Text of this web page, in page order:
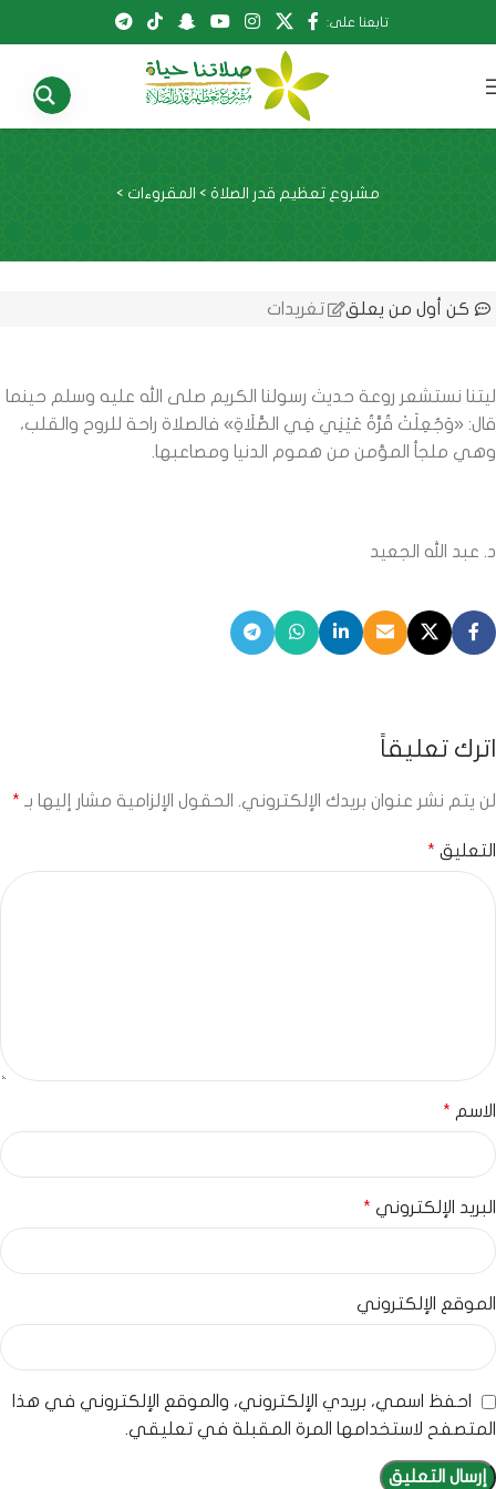
تابعنا على:
مشروع تعظيم قدر الصلاة > المقروءات >
كن أول من يعلق تغريدات
ليتنا نستشعر روعة حديث رسولنا الكريم صلى الله عليه وسلم حينما
قال: «وَجُعِلَتْ قُرَّةُ عَيْنِي فِي الصَّلَاةِ» فالصلاة راحة للروح والقلب،
وهي ملجأ المؤمن من هموم الدنيا ومصاعبها.
د. عبد الله الجعيد
اترك تعليقاً
لن يتم نشر عنوان بريدك الإلكتروني. الحقول الإلزامية مشار إليها بـ *
التعليق *
الاسم *
البريد الإلكتروني *
الموقع الإلكتروني
احفظ اسمي، بريدي الإلكتروني، والموقع الإلكتروني في هذا
المتصفح لاستخدامها المرة المقبلة في تعليقي.